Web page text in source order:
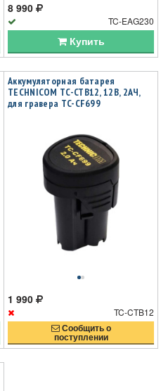
8 990
TC-EAG230
Купить
Аккумуляторная батарея
TECHNICOM TC-CTB12, 12В, 2АЧ,
для гравера TC-CF699
1 990
TC-CTB12
Сообщить о
поступлении